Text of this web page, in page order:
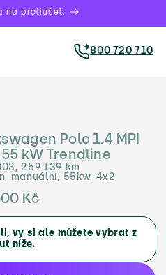
protiúčet.
800 720 710
Polo 1.4 MPI
kW Trendline
259 139 km
manuální, 55kw, 4x2
Kč
vy si ale můžete vybrat z
níže.